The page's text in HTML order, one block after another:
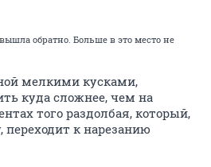
обратно. Больше в это место не
мелкими кусками,
куда сложнее, чем на
того раздолбая, который,
к нарезанию